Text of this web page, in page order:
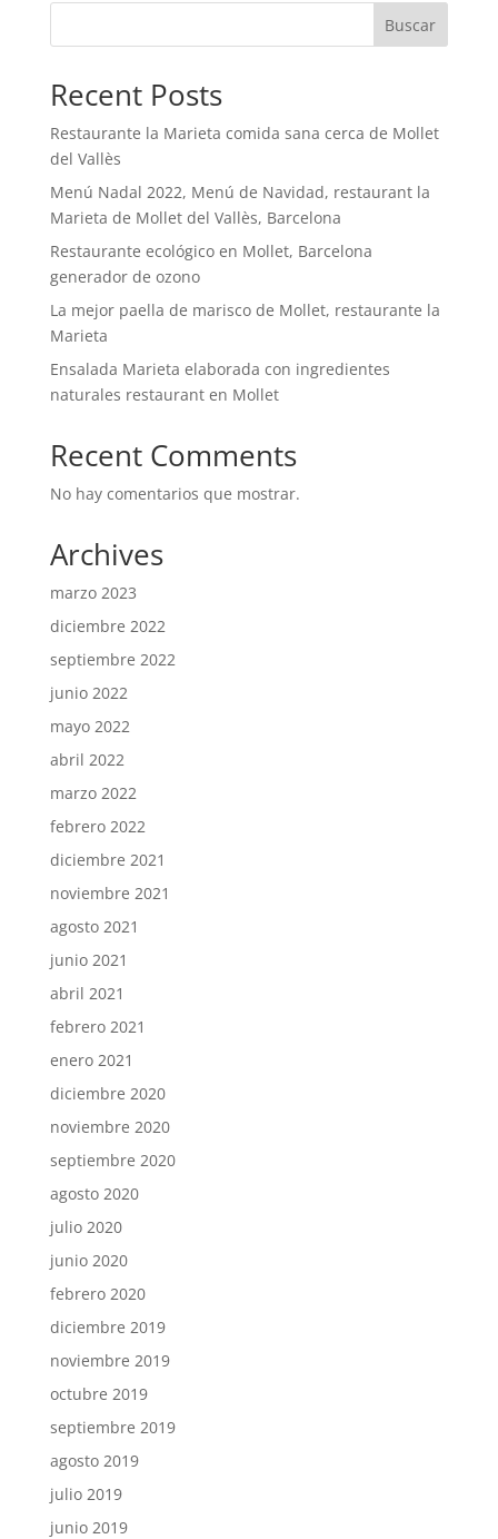
Buscar
Recent Posts
Restaurante la Marieta comida sana cerca de Mollet
del Vallès
Menú Nadal 2022, Menú de Navidad, restaurant la
Marieta de Mollet del Vallès, Barcelona
Restaurante ecológico en Mollet, Barcelona
generador de ozono
La mejor paella de marisco de Mollet, restaurante la
Marieta
Ensalada Marieta elaborada con ingredientes
naturales restaurant en Mollet
Recent Comments
No hay comentarios que mostrar.
Archives
marzo 2023
diciembre 2022
septiembre 2022
junio 2022
mayo 2022
abril 2022
marzo 2022
febrero 2022
diciembre 2021
noviembre 2021
agosto 2021
junio 2021
abril 2021
febrero 2021
enero 2021
diciembre 2020
noviembre 2020
septiembre 2020
agosto 2020
julio 2020
junio 2020
febrero 2020
diciembre 2019
noviembre 2019
octubre 2019
septiembre 2019
agosto 2019
julio 2019
junio 2019